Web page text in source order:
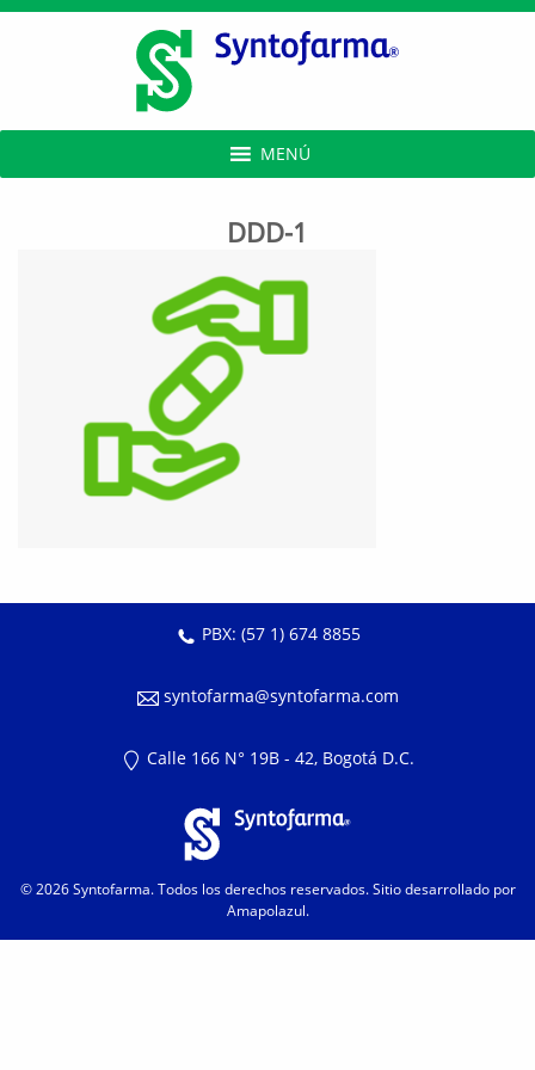
MENÚ
DDD-1
PBX: (57 1) 674 8855
syntofarma@syntofarma.com
Calle 166 N° 19B - 42, Bogotá D.C.
© 2026Syntofarma. Todos los derechos reservados. Sitio desarrollado por
Amapolazul.